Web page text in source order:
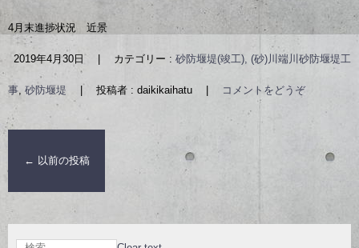
4月末進捗状況 近景
2019年4月30日 | カテゴリー : 砂防堰堤(竣工), (砂)川端川砂防堰堤工
事 砂防堰堤 | 投稿者 : daikikaihatu | コメントをどうぞ
← 以前の投稿